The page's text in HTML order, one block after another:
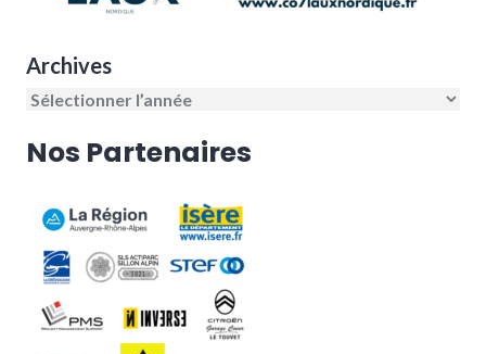
Archives
Nos Partenaires